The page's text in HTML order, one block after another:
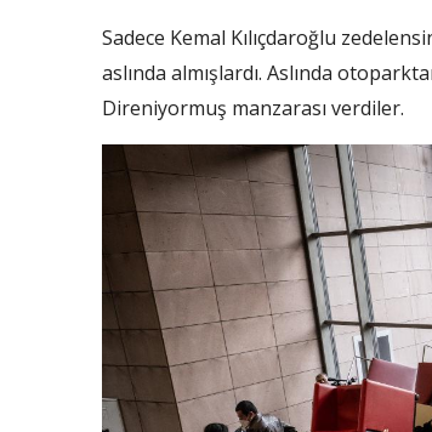
Sadece Kemal Kılıçdaroğlu
aslında almışlardı. Aslında
Direniyormuş manzarası verdiler.